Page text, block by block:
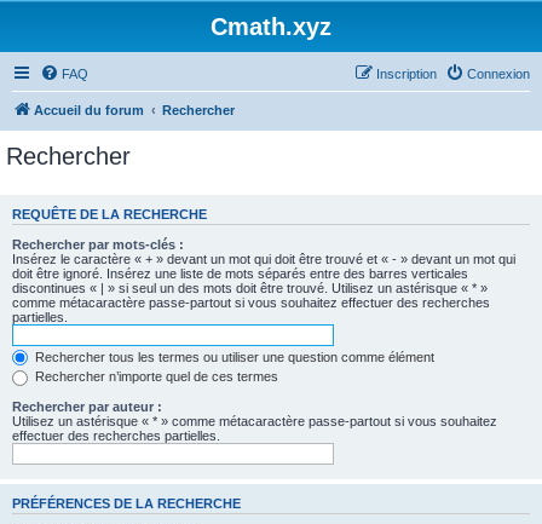
Cmath.xyz
FAQ Connexion
Inscription
Accueil du forum Rechercher
Rechercher
REQUÊTE DE LA RECHERCHE
Rechercher par mots-clés :
Insérez le caractère « + » devant un mot qui doit être trouvé et « - » devant un mot qui
doit être ignoré. Insérez une liste de mots séparés entre des barres verticales
discontinues « | » si seul un des mots doit être trouvé. Utilisez un astérisque « * »
comme métacaractère passe-partout si vous souhaitez effectuer des recherches
partielles.
Rechercher tous les termes ou utiliser une question comme élément
Rechercher n’importe quel de ces termes
Rechercher par auteur :
Utilisez un astérisque « * » comme métacaractère passe-partout si vous souhaitez
effectuer des recherches partielles.
PRÉFÉRENCES DE LA RECHERCHE